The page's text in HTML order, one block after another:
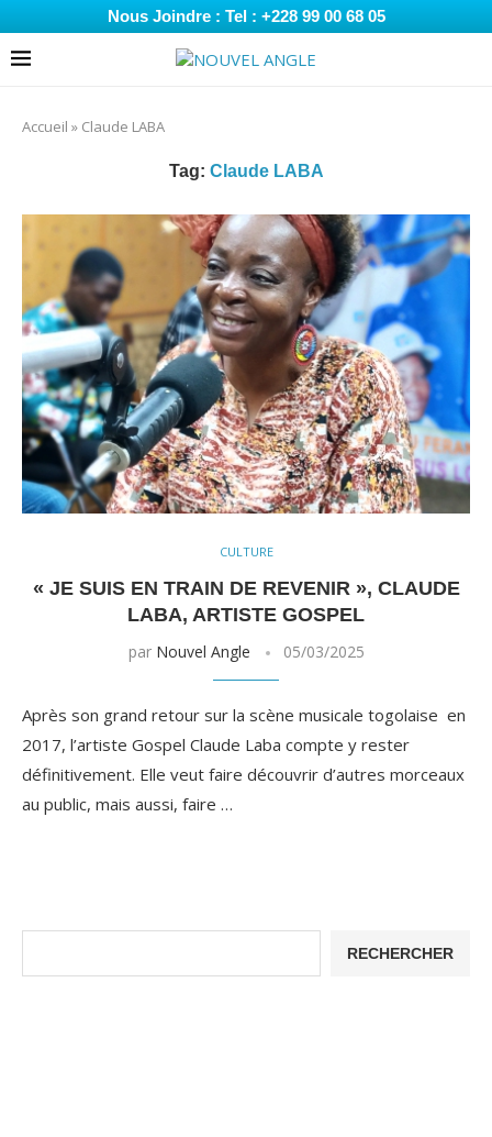
Nous Joindre : Tel : +228 99 00 68 05
Accueil » Claude LABA
Tag: Claude LABA
CULTURE
« JE SUIS EN TRAIN DE REVENIR », CLAUDE
LABA, ARTISTE GOSPEL
par Nouvel Angle 05/03/2025
Après son grand retour sur la scène musicale togolaise en
2017, l’artiste Gospel Claude Laba compte y rester
définitivement. Elle veut faire découvrir d’autres morceaux
au public, mais aussi, faire …
RECHERCHER